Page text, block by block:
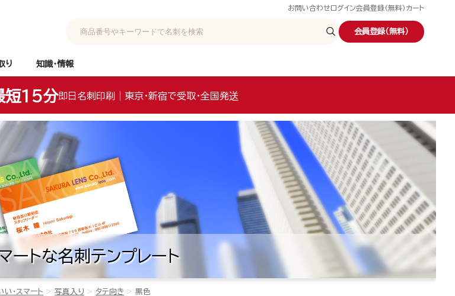
お問い合わせ ログイン会員登録（無料） カート
会員登録（無料）
り 知識・情報
短15分即日名刺印刷｜東京・新宿で受取・全国発送
ートな名刺テンプレート
い・スマート 写真入り タテ向き 黒色